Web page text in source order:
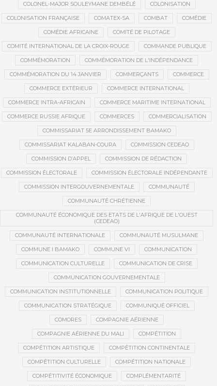
COLONEL-MAJOR SOULEYMANE DEMBÉLÉ COLONISATION
COLONISATION FRANÇAISE COMATEX-SA COMBAT COMÉDIE
COMÉDIE AFRICAINE COMITÉ DE PILOTAGE
COMITÉ INTERNATIONAL DE LA CROIX-ROUGE COMMANDE PUBLIQUE
COMMÉMORATION COMMÉMORATION DE L'INDÉPENDANCE
COMMÉMORATION DU 14 JANVIER COMMERÇANTS COMMERCE
COMMERCE EXTÉRIEUR COMMERCE INTERNATIONAL
COMMERCE INTRA-AFRICAIN COMMERCE MARITIME INTERNATIONAL
COMMERCE RUSSIE AFRIQUE COMMERCES COMMERCIALISATION
COMMISSARIAT 5E ARRONDISSEMENT BAMAKO
COMMISSARIAT KALABAN-COURA COMMISSION CEDEAO
COMMISSION D’APPEL COMMISSION DE RÉDACTION
COMMISSION ÉLECTORALE COMMISSION ÉLECTORALE INDÉPENDANTE
COMMISSION INTERGOUVERNEMENTALE COMMUNAUTÉ
COMMUNAUTÉ CHRÉTIENNE
COMMUNAUTÉ ÉCONOMIQUE DES ETATS DE L'AFRIQUE DE L'OUEST
(CEDEAO)
COMMUNAUTÉ INTERNATIONALE COMMUNAUTÉ MUSULMANE
COMMUNE I BAMAKO COMMUNE VI COMMUNICATION
COMMUNICATION CULTURELLE COMMUNICATION DE CRISE
COMMUNICATION GOUVERNEMENTALE
COMMUNICATION INSTITUTIONNELLE COMMUNICATION POLITIQUE
COMMUNICATION STRATÉGIQUE COMMUNIQUÉ OFFICIEL
COMORES COMPAGNIE AÉRIENNE
COMPAGNIE AÉRIENNE DU MALI COMPÉTITION
COMPÉTITION ARTISTIQUE COMPÉTITION CONTINENTALE
COMPÉTITION CULTURELLE COMPÉTITION NATIONALE
COMPÉTITIVITÉ ÉCONOMIQUE COMPLÉMENTARITÉ